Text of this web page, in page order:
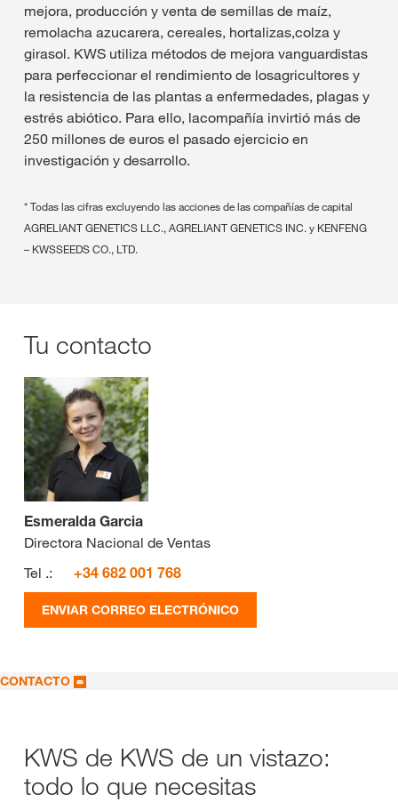
mejora, producción y venta de semillas de maíz,
remolacha azucarera, cereales, hortalizas,colza y
girasol. KWS utiliza métodos de mejora vanguardistas
para perfeccionar el rendimiento de losagricultores y
la resistencia de las plantas a enfermedades, plagas y
estrés abiótico. Para ello, lacompañía invirtió más de
250 millones de euros el pasado ejercicio en
investigación y desarrollo.
* Todas las cifras excluyendo las acciones de las compañías de capital
AGRELIANT GENETICS LLC., AGRELIANT GENETICS INC. y KENFENG
– KWSSEEDS CO., LTD.
Tu contacto
Esmeralda Garcia
Directora Nacional de Ventas
Tel .:
+34 682 001 768
ENVIAR CORREO ELECTRÓNICO
CONTACTO
KWS de KWS de un vistazo:
todo lo que necesitas